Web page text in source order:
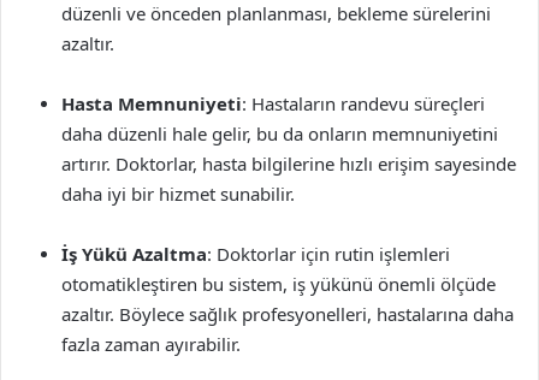
düzenli ve önceden planlanması, bekleme sürelerini
azaltır.
Hasta Memnuniyeti: Hastaların randevu süreçleri
daha düzenli hale gelir, bu da onların memnuniyetini
artırır. Doktorlar, hasta bilgilerine hızlı erişim sayesinde
daha iyi bir hizmet sunabilir.
İş Yükü Azaltma: Doktorlar için rutin işlemleri
otomatikleştiren bu sistem, iş yükünü önemli ölçüde
azaltır. Böylece sağlık profesyonelleri, hastalarına daha
fazla zaman ayırabilir.